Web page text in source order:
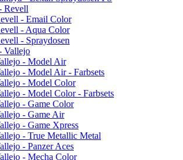
Revell
- Email Color
- Aqua Color
- Spraydosen
Vallejo
- Model Air
- Model Air - Farbsets
- Model Color
- Model Color - Farbsets
- Game Color
- Game Air
- Game Xpress
- True Metallic Metal
- Panzer Aces
- Mecha Color